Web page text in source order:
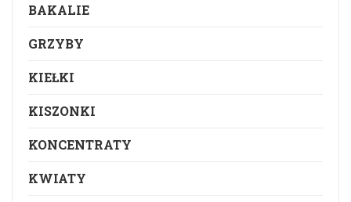
BAKALIE
GRZYBY
KIEŁKI
KISZONKI
KONCENTRATY
KWIATY